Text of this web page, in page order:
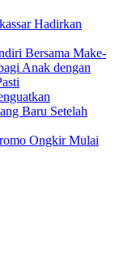
Hadirkan
Bersama Make-
Anak dengan
Baru Setelah
Ongkir Mulai